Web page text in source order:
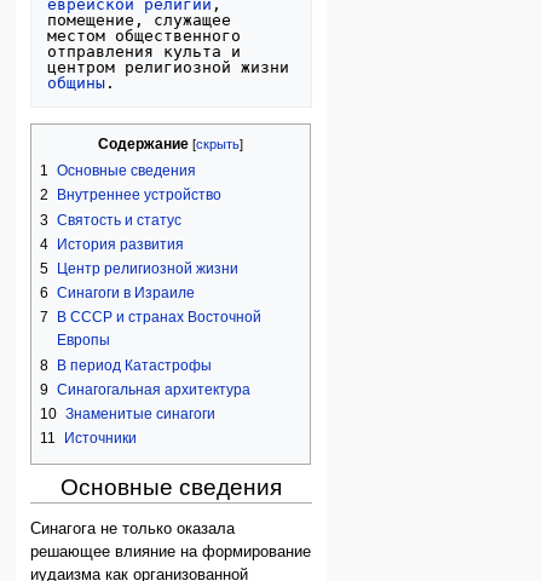
еврейской религии ,
помещение, служащее
местом общественного
отправления культа и
общины
Содержание
1 Основные сведения
2
Внутреннее устройство
3 Святость и статус
4 История развития
5
Центр религиозной жизни
6 Синагоги в Израиле
7
В СССР и странах Восточной
Европы
8 В период Катастрофы
9 Синагогальная архитектура
10 Знаменитые синагоги
11
Источники
Основные сведения
Синагога не только оказала
решающее влияние на формирование
иудаизма как организованной